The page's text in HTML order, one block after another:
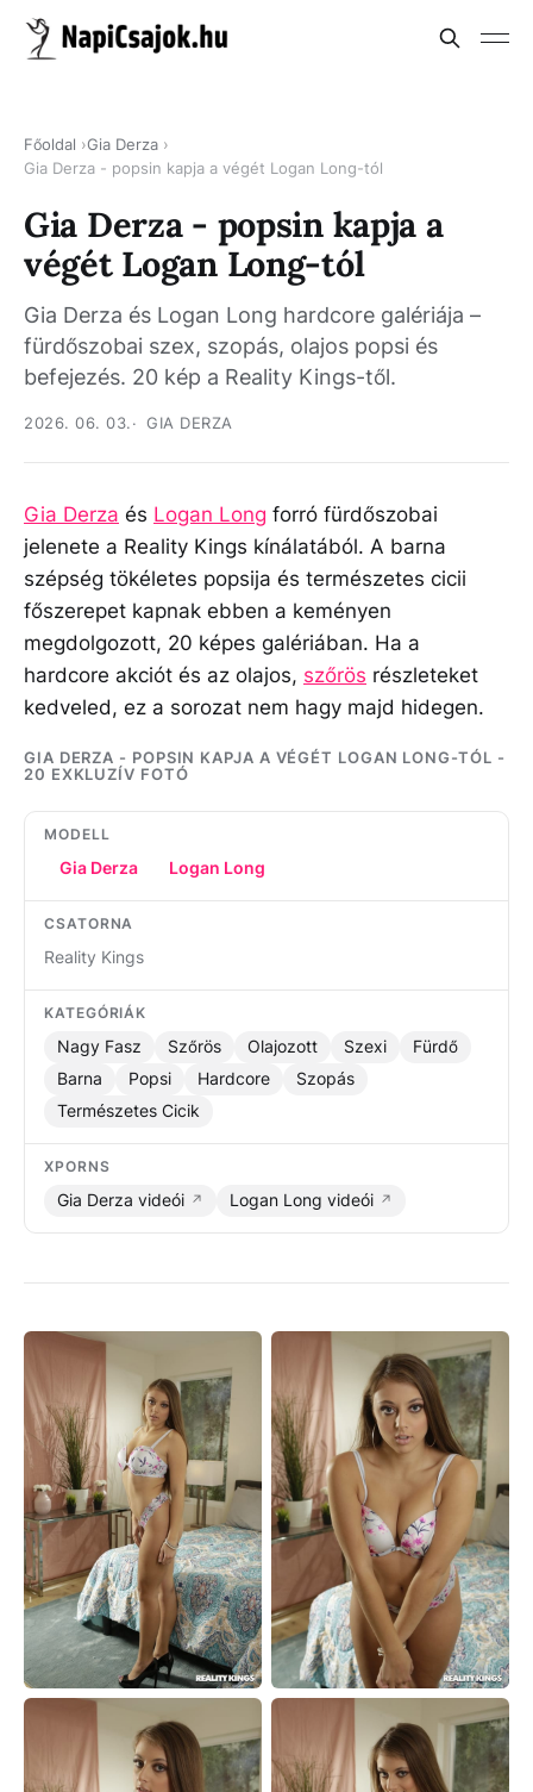
Főoldal
Gia Derza
Gia Derza - popsin kapja a végét Logan Long-tól
Gia Derza - popsin kapja a
végét Logan Long-tól
Gia Derza és Logan Long hardcore galériája –
fürdőszobai szex, szopás, olajos popsi és
befejezés. 20 kép a Reality Kings-től.
2026. 06. 03. GIA DERZA
Gia Derza és Logan Long forró fürdőszobai
jelenete a Reality Kings kínálatából. A barna
szépség tökéletes popsija és természetes cicii
főszerepet kapnak ebben a keményen
megdolgozott, 20 képes galériában. Ha a
hardcore akciót és az olajos, szőrös részleteket
kedveled, ez a sorozat nem hagy majd hidegen.
GIA DERZA - POPSIN KAPJA A VÉGÉT LOGAN LONG-TÓL -
20 EXKLUZÍV FOTÓ
MODELL
Gia Derza Logan Long
CSATORNA
Reality Kings
KATEGÓRIÁK
Nagy Fasz Szőrös Olajozott Szexi
Fürdő
Barna
Popsi Hardcore
Szopás
Természetes Cicik
XPORNS
Gia Derza videói Logan Long videói